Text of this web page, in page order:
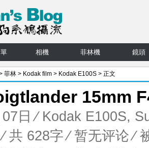
相機 菲林機 鏡頭
菲林 > Kodak film > Kodak E100S > 正文
15mm
日 ⁄ Kodak E100S,
共 628字⁄暂无评论⁄